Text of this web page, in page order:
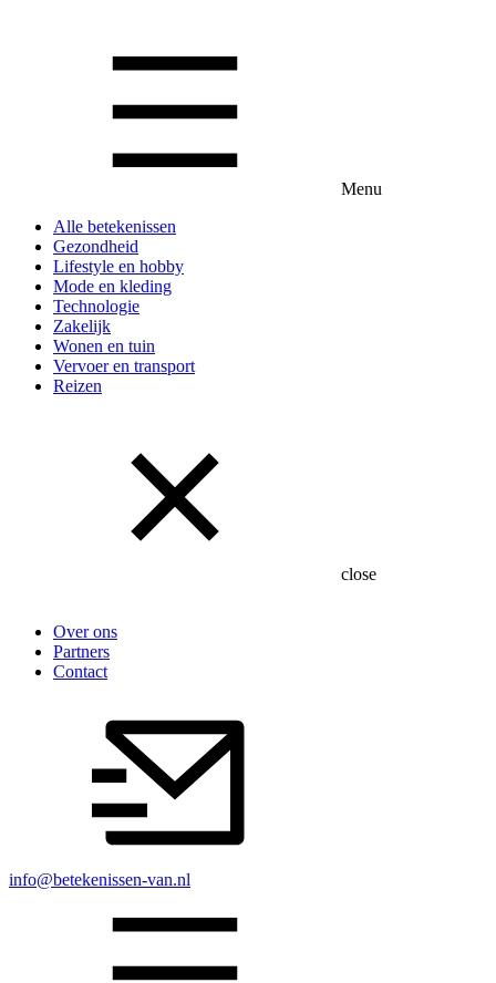
Menu
Alle betekenissen
Gezondheid
Lifestyle en hobby
Mode en kleding
Technologie
Zakelijk
Wonen en tuin
Vervoer en transport
Reizen
close
Over ons
Partners
Contact
info@betekenissen-van.nl